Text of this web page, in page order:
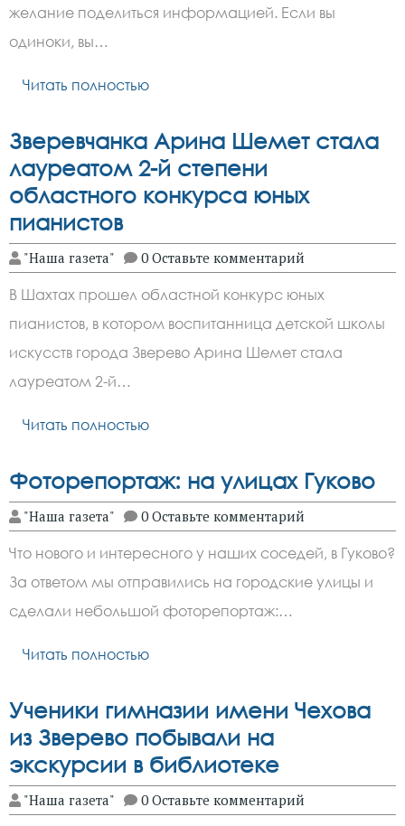
желание поделиться информацией. Если вы
одиноки, вы…
Читать полностью
Зверевчанка Арина Шемет стала
лауреатом 2-й степени
областного конкурса юных
пианистов
"Наша газета" 0 Оставьте комментарий
В Шахтах прошел областной конкурс юных
пианистов, в котором воспитанница детской школы
искусств города Зверево Арина Шемет стала
лауреатом 2-й…
Читать полностью
Фоторепортаж: на улицах Гуково
"Наша газета" 0 Оставьте комментарий
Что нового и интересного у наших соседей, в Гуково?
За ответом мы отправились на городские улицы и
сделали небольшой фоторепортаж:…
Читать полностью
Ученики гимназии имени Чехова
из Зверево побывали на
экскурсии в библиотеке
"Наша газета" 0 Оставьте комментарий